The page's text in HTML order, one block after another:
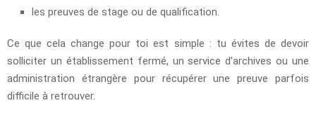
les preuves de stage ou de qualification.
Ce que cela change pour toi est simple : tu évites de devoir
solliciter un établissement fermé, un service d’archives ou une
administration étrangère pour récupérer une preuve parfois
difficile à retrouver.